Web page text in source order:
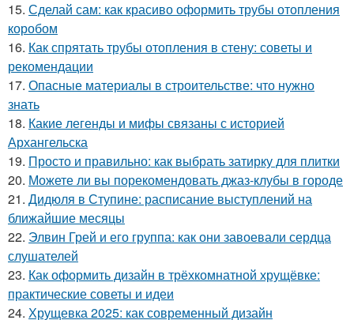
15. Сделай сам: как красиво оформить трубы отопления
коробом
16. Как спрятать трубы отопления в стену: советы и
рекомендации
17. Опасные материалы в строительстве: что нужно
знать
18. Какие легенды и мифы связаны с историей
Архангельска
19. Просто и правильно: как выбрать затирку для плитки
20. Можете ли вы порекомендовать джаз-клубы в городе
21. Дидюля в Ступине: расписание выступлений на
ближайшие месяцы
22. Элвин Грей и его группа: как они завоевали сердца
слушателей
23. Как оформить дизайн в трёхкомнатной хрущёвке:
практические советы и идеи
24. Хрущевка 2025: как современный дизайн